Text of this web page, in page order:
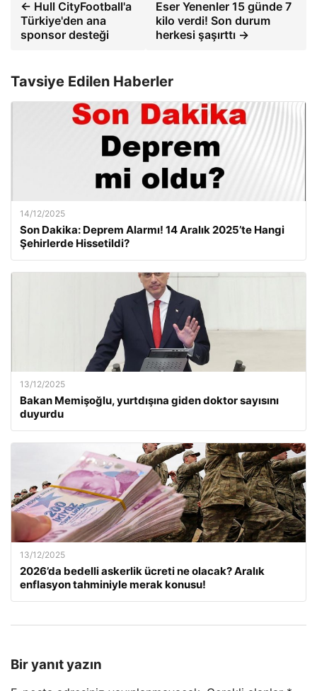
← Hull CityFootball'a
Türkiye'den ana
sponsor desteği
Eser Yenenler 15 günde 7
kilo verdi! Son durum
herkesi şaşırttı →
Tavsiye Edilen Haberler
14/12/2025
Son Dakika: Deprem Alarmı! 14 Aralık 2025’te Hangi
Şehirlerde Hissetildi?
13/12/2025
Bakan Memişoğlu, yurtdışına giden doktor sayısını
duyurdu
13/12/2025
2026’da bedelli askerlik ücreti ne olacak? Aralık
enflasyon tahminiyle merak konusu!
Bir yanıt yazın